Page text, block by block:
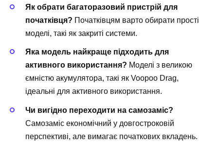
Як обрати багаторазовий пристрій для
початківця? Початківцям варто обирати прості
моделі, такі як закриті системи.
Яка модель найкраще підходить для
активного використання? Моделі з великою
ємністю акумулятора, такі як Voopoo Drag,
ідеальні для активного використання.
Чи вигідно переходити на самозаміс?
Самозаміс економічний у довгостроковій
перспективі, але вимагає початкових вкладень.